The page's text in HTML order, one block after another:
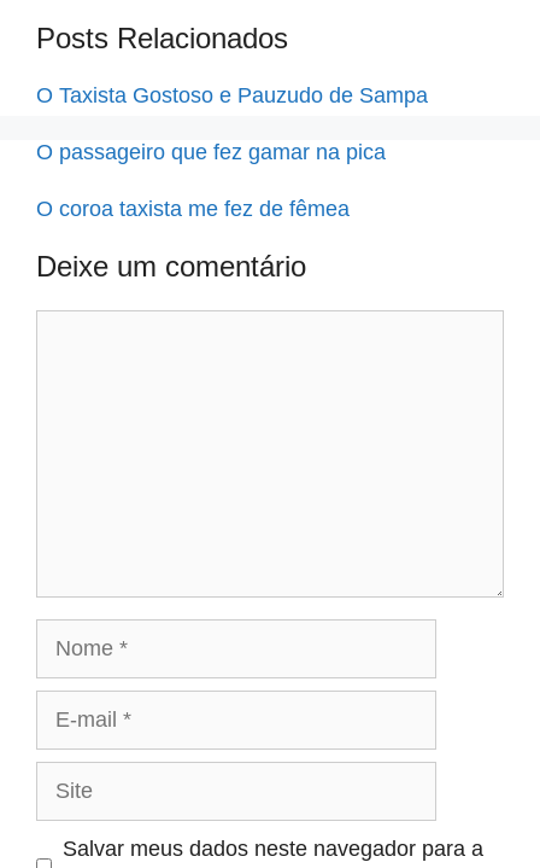
Posts Relacionados
O Taxista Gostoso e Pauzudo de Sampa
O passageiro que fez gamar na pica
O coroa taxista me fez de fêmea
Deixe um comentário
Site
Salvar meus dados neste navegador para a